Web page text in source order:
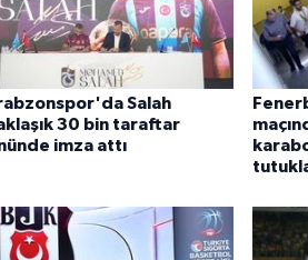
Salah
30 bin taraftar
imza attı